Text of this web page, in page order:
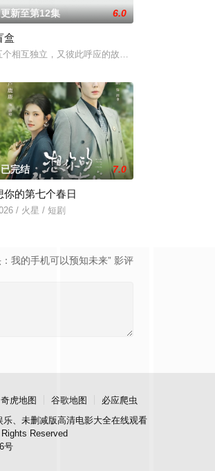
，通过摸排、勘查等传统刑侦手段，接连破获数
城南安相遇相知，他们决心各展所长创办旅行社。他
更新至第12集 6.0
盒
个相互独立，又彼此呼应的故事——用一场精心策划
绝境。而他们不
，江淮被掳走配“阴婚”。他与女探长穆英搭档，
曲折动人的情感，以及他们在复杂局势中坚守初心
已完结 7.0
你的第七个春日
/ 火星 / 短剧
我的手机可以预知未来” 影评
奇虎地图 谷歌地图
必应爬虫
、未删减版高清电影大全在线观看
Reserved
号